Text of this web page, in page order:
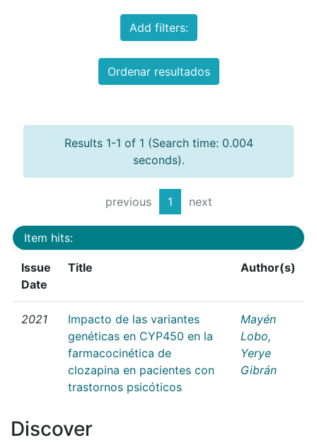
Add filters:
Ordenar resultados
Results 1-1 of 1 (Search time: 0.004
seconds).
previous 1 next
Item hits:
Issue
Date
Title Author(s)
2021
Impacto de las variantes
genéticas en CYP450 en la
farmacocinética de
clozapina en pacientes con
trastornos psicóticos
Mayén
Lobo,
Yerye
Gibrán
Discover